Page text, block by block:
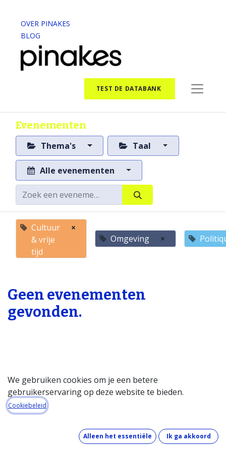
OVER PINAKES
BLOG
TEST DE DATABANK
Evenementen
Thema's Taal
Alle evenementen
Cultuur
& vrije
tijd
×
Omgeving
×
Geen evenementen
gevonden.
Startpagina
Over de databank
Wat kost de databank?
Hoe werkt de databank?
We gebruiken cookies om je een betere
gebruikerservaring op deze website te bieden.
Cookiebeleid
Alleen het essentiële Ik ga akkoord